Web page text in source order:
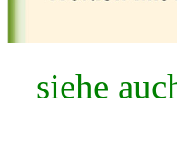
siehe